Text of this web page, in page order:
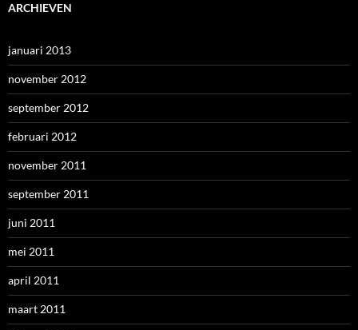
ARCHIEVEN
januari 2013
november 2012
september 2012
februari 2012
november 2011
september 2011
juni 2011
mei 2011
april 2011
maart 2011